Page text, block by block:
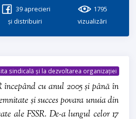
39aprecieri
și distribuiri
1795
vizualizări
sindicală și la dezvoltarea organizației
începând cu anul 2005 și până în
și succes povara unuia din
ale FSSR. De-a lungul celor 17